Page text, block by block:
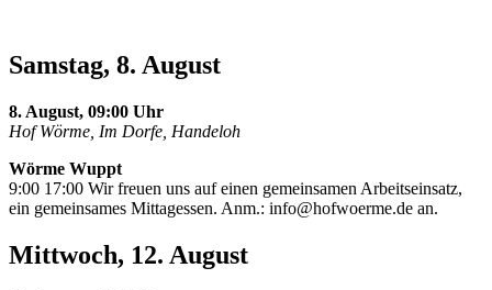
Samstag, 8. August
8. August, 09:00 Uhr
Hof Wörme, Im Dorfe, Handeloh
Wörme Wuppt
9:00 17:00 Wir freuen uns auf einen gemeinsamen Arbeitseinsatz,
ein gemeinsames Mittagessen. Anm.: info@hofwoerme.de an.
Mittwoch, 12. August